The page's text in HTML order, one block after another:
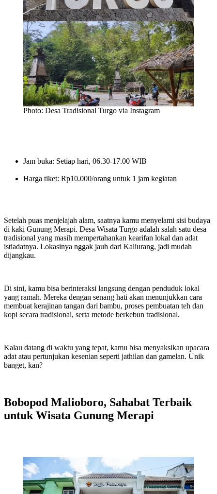
Photo: Desa Tradisional Turgo via Instagram
Jam buka: Setiap hari, 06.30-17.00 WIB
Harga tiket: Rp10.000/orang untuk 1 jam kegiatan
Setelah puas menjelajah alam, saatnya kamu menyelami sisi budaya
di kaki Gunung Merapi. Desa Wisata Turgo adalah salah satu desa
tradisional yang masih mempertahankan kearifan lokal dan adat
istiadatnya. Lokasinya nggak jauh dari Kaliurang, jadi mudah
dijangkau.
Di sini, kamu bisa berinteraksi langsung dengan penduduk lokal
yang ramah. Mereka dengan senang hati akan menunjukkan cara
membuat kerajinan tangan dari bambu, proses pembuatan teh dan
kopi secara tradisional, serta metode berkebun tradisional.
Kalau datang di waktu yang tepat, kamu bisa menyaksikan upacara
adat atau pertunjukan kesenian seperti jathilan dan gamelan. Unik
banget, kan?
Bobopod Malioboro, Sahabat Terbaik
untuk Wisata Gunung Merapi